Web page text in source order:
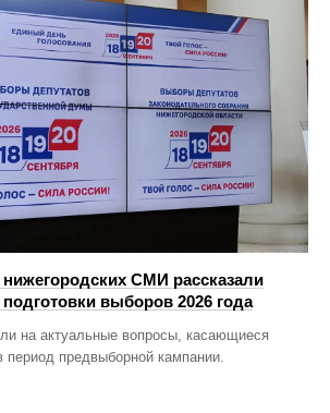
СМИ рассказали
выборов 2026 года
на актуальные вопросы, касающиеся
предвыборной кампании.